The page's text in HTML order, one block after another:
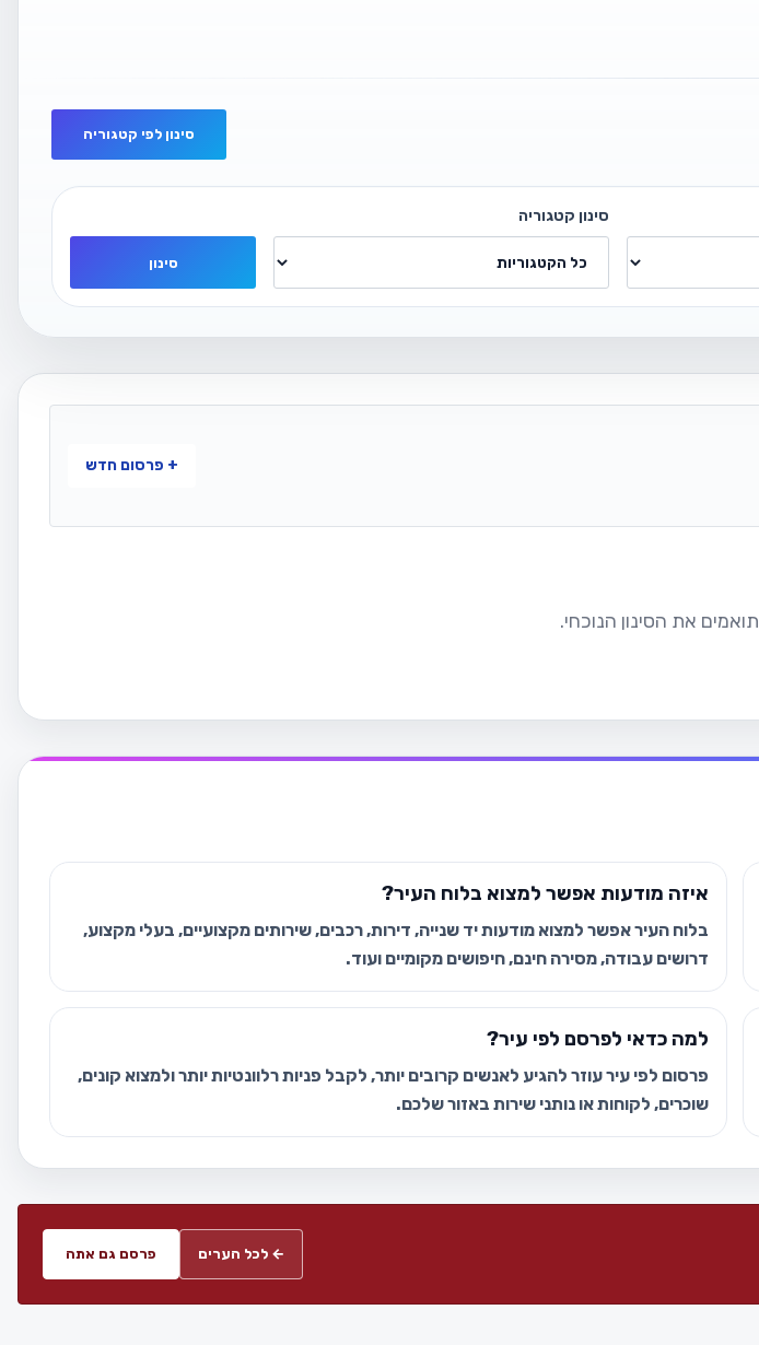
סינון לפי קטגוריה
סינון קטגוריה
סינון
+ פרסום חדש
את הסינון הנוכחי.
איזה מודעות אפשר למצוא בלוח העיר?
בלוח העיר אפשר למצוא מודעות יד שנייה, דירות, רכבים, שירותים מקצועיים, בעלי מקצוע,
דרושים עבודה, מסירה חינם, חיפושים מקומיים ועוד.
למה כדאי לפרסם לפי עיר?
פרסום לפי עיר עוזר להגיע לאנשים קרובים יותר, לקבל פניות רלוונטיות יותר ולמצוא קונים,
שוכרים, לקוחות או נותני שירות באזור שלכם.
← לכל הערים פרסם גם אתה